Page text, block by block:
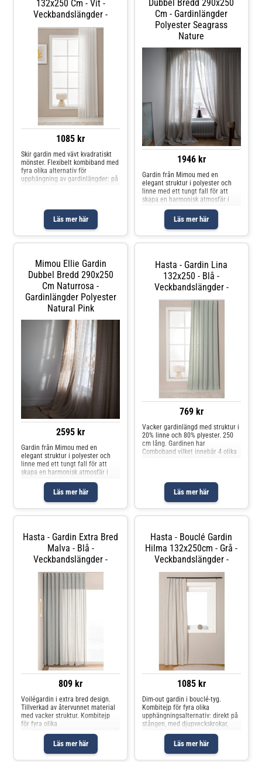
132x250 Cm - Vit -
Veckbandslängder -
1085 kr
Läs mer här
Skir gardin med vävt kvadratiskt
mönster. Flexibelt kombiband med
fyra olika alternativ för
upphängning av gardinlängder: på
Observera att förpackningen in
Dubbel Bredd 290x250
Cm - Gardinlängder
Polyester Seagrass
Nature
1946 kr
Läs mer här
Gardin från Mimou med en
elegant struktur i polyester och
linne med ett tungt fall för att
skapa en harmonisk atmosfär i
rummet. Den har en bred design
med ett halvgenomskinligt tyg
som ljuset naturligt silar igenom.
Välj mellan olika färger och
Mimou Ellie Gardin
Dubbel Bredd 290x250
Cm Naturrosa -
Gardinlängder Polyester
Natural Pink
2595 kr
Läs mer här
Gardin från Mimou med en
elegant struktur i polyester och
linne med ett tungt fall för att
skapa en harmonisk atmosfär i
med ett halvgenomskinligt tyg
som ljuset naturligt silar igenom.
Välj mellan olika färger och
Hasta - Gardin Lina
132x250 - Blå -
Veckbandslängder -
769 kr
Läs mer här
Vacker gardinlängd med struktur i
20% linne och 80% plyester. 250
cm lång. Gardinen har
Comboband vilket innebär 4 olika
Hasta - Gardin Extra Bred
Malva - Blå -
Veckbandslängder -
809 kr
Läs mer här
Voilégardin i extra bred design.
Tillverkad av återvunnet material
med vacker struktur. Kombitejp
för fyra olika
upphängningsalternativ: direkt på
stången, med djupveckskrokar,
gardinkrokar eller en modern
vågstil. Gardinkrokar ingår ej. En
Hasta - Bouclé Gardin
Hilma 132x250cm - Grå -
Veckbandslängder -
1085 kr
Läs mer här
Dim-out gardin i bouclé-tyg.
Kombitejp för fyra olika
upphängningsalternativ: direkt på
stången, med djupveckskrokar,
gardinkrokar eller en modern
vågformad stil. Gardinkrokar ingår
ej. En gardinlängd per
förpackning.